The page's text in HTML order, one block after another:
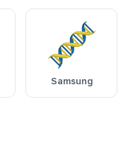
Samsung